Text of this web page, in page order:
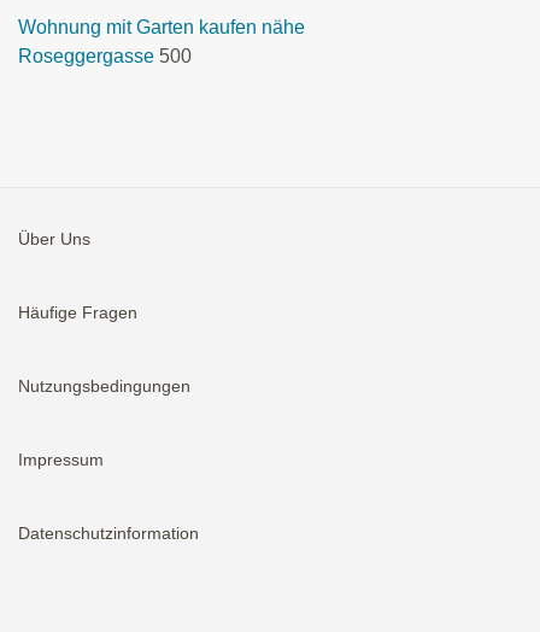
Wohnung mit Garten kaufen nähe
Roseggergasse 500
Über Uns
Häufige Fragen
Nutzungsbedingungen
Impressum
Datenschutzinformation